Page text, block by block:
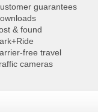
guarantees
& found
free travel
cameras